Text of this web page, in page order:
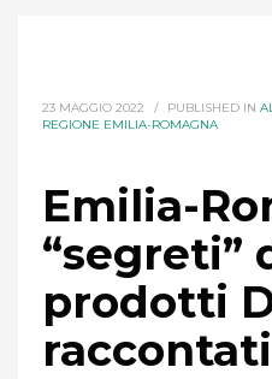
23 MAGGIO 2022 / PUBLISHED IN
REGIONE EMILIA-ROMAGNA
Emilia-
“segreti”
prodotti